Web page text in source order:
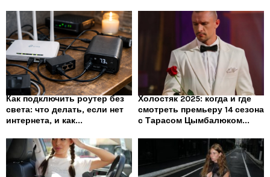
Как подключить роутер без
света: что делать, если нет
интернета, и как...
Холостяк 2025: когда и где
смотреть премьеру 14 сезона
с Тарасом Цымбалюком...